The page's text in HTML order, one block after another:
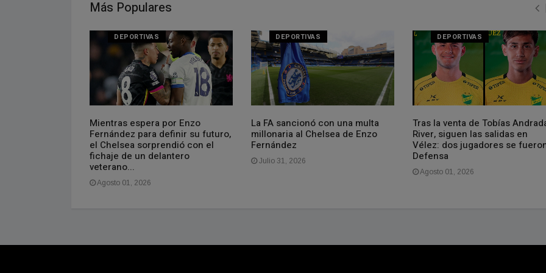
Más Populares
DEPORTIVAS
Mientras espera por Enzo
Fernández para definir su futuro,
el Chelsea sorprendió con el
fichaje de un delantero
veterano...
Agosto 01, 2026
DEPORTIVAS
La FA sancionó con una multa
millonaria al Chelsea de Enzo
Fernández
Julio 31, 2026
DEPORTIVAS
Tras la venta de Tobías
River, siguen las salidas en
Vélez: dos jugadores se
Defensa
Agosto 01, 2026